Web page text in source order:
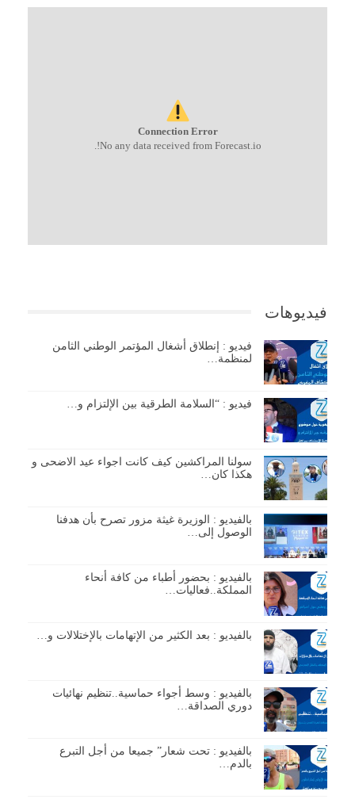
Connection Error
No any data received from Forecast.io!.
فيديوهات
فيديو : إنطلاق أشغال المؤتمر الوطني الثامن
لمنظمة…
فيديو : “السلامة الطرقية بين الإلتزام و…
سولنا المراكشين كيف كانت اجواء عيد الاضحى و
هكذا كان…
بالفيديو : الوزيرة غيثة مزور تصرح بأن هدفنا
الوصول إلى…
بالفيديو : بحضور أطباء من كافة أنحاء
المملكة..فعاليات…
بالفيديو : بعد الكثير من الإتهامات بالإختلالات و…
بالفيديو : وسط أجواء حماسية..تنظيم نهائيات
دوري الصداقة…
بالفيديو : تحت شعار” جميعا من أجل التبرع
بالدم…